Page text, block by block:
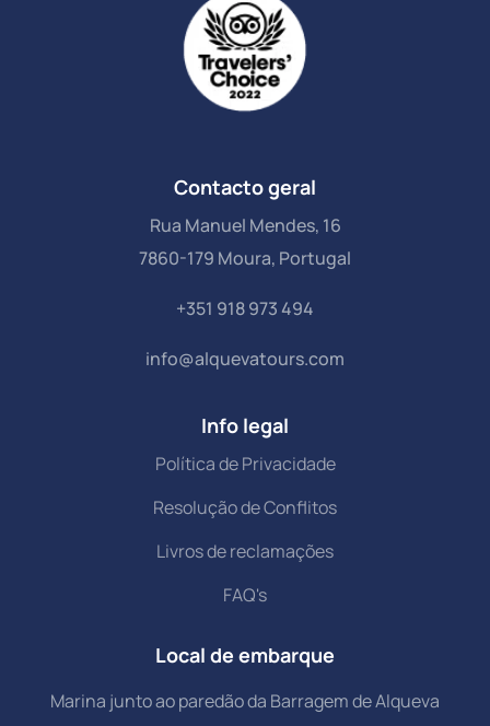
Contacto geral
Rua Manuel Mendes, 16
7860-179 Moura, Portugal
+351 918 973 494
info@alquevatours.com
Info legal
Política de Privacidade
Resolução de Conflitos
Livros de reclamações
FAQ's
Local de embarque
Marina junto ao paredão da Barragem de Alqueva